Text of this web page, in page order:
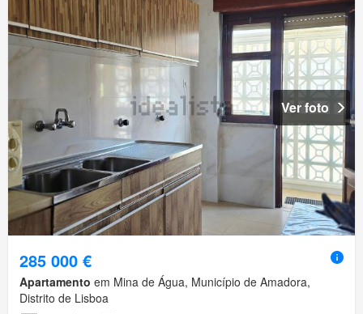
Ver foto
285 000 €
Apartamento em Mina de Água, Município de Amadora,
Distrito de Lisboa